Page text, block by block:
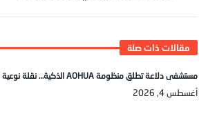
مستشفى دلاعة تطلق منظومة AOHUA الذكية… نقلة نوعية في عالم المناظير الطبية
أغسطس 4, 2026